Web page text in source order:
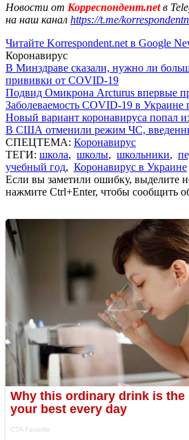
Новости от Корреспондент.netв
на наш канал https://t.me/
Читайте Korrespondent.net в Google
Коронавирус
В Минздраве сказали, нужно ли
прививки от COVID-19
Подвид Омикрона Arcturus впервые
Заболеваемость COVID-19 в Украине
Новый вариант коронавируса попал
В США отменили режим ЧС,
СПЕЦТЕМА: Коронавирус
ТЕГИ: школа, школы, школьники,
учебный год, Коронавирус в Украине
Если вы заметили ошибку, выделите
нажмите Ctrl+Enter, чтобы сообщить